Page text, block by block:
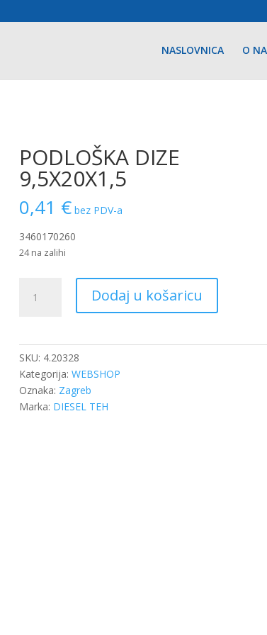
NASLOVNICA O
PODLOŠKA DIZE
9,5X20X1,5
0,41 € bez PDV-a
3460170260
24 na zalihi
DIZE
Dodaj u košaricu
SKU: 4.20328
Kategorija:WEBSHOP
Oznaka: Zagreb
Marka: DIESEL TEH